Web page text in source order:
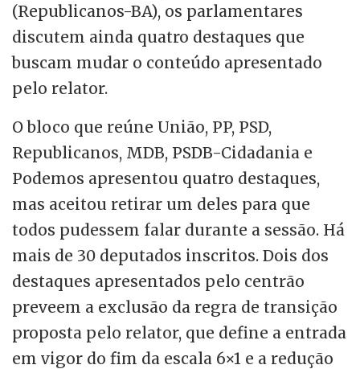
(Republicanos-BA), os parlamentares
discutem ainda quatro destaques que
buscam mudar o conteúdo apresentado
pelo relator.
O bloco que reúne União, PP, PSD,
Republicanos, MDB, PSDB-Cidadania e
Podemos apresentou quatro destaques,
mas aceitou retirar um deles para que
todos pudessem falar durante a sessão. Há
mais de 30 deputados inscritos. Dois dos
destaques apresentados pelo centrão
preveem a exclusão da regra de transição
proposta pelo relator, que define a entrada
em vigor do fim da escala 6×1 e a redução